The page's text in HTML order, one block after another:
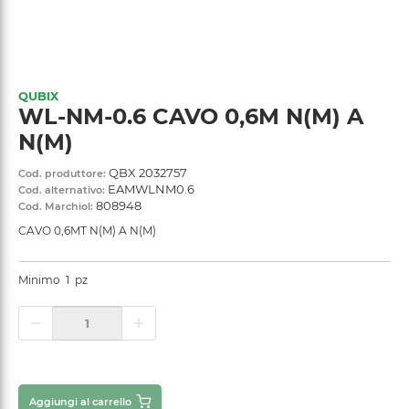
QUBIX
WL-NM-0.6 CAVO 0,6M N(M) A
N(M)
Cod. produttore: QBX 2032757
Cod. alternativo: EAMWLNM0.6
Cod. Marchiol: 808948
CAVO 0,6MT N(M) A N(M)
Minimo 1 pz
Aggiungi al carrello